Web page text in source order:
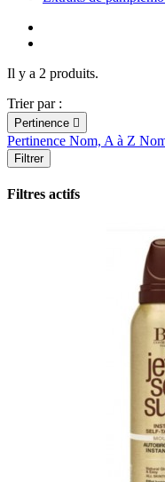
Il y a 2 produits.
Trier par :
Pertinence 
Pertinence Nom, A à Z
Filtrer
Filtres actifs